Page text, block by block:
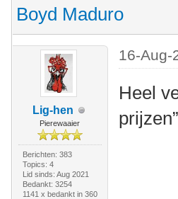
Boyd Maduro
Lig-hen
Pierewaaier
Berichten: 383
Topics: 4
Lid sinds: Aug 2021
Bedankt: 3254
1141 x bedankt in 360
16-Aug-
Heel